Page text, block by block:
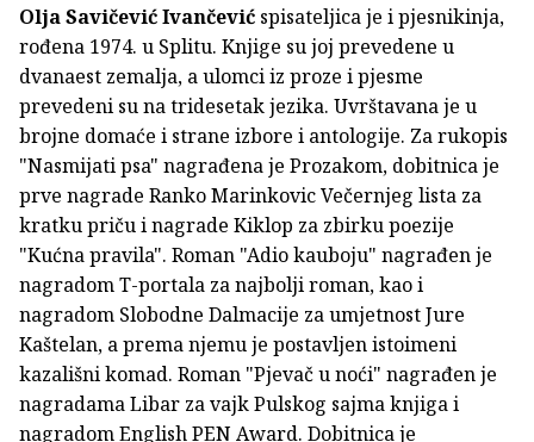
Olja Savičević Ivančević spisateljica je i pjesnikinja,
rođena 1974. u Splitu. Knjige su joj prevedene u
dvanaest zemalja, a ulomci iz proze i pjesme
prevedeni su na tridesetak jezika. Uvrštavana je u
brojne domaće i strane izbore i antologije. Za rukopis
"Nasmijati psa" nagrađena je Prozakom, dobitnica je
prve nagrade Ranko Marinkovic Večernjeg lista za
kratku priču i nagrade Kiklop za zbirku poezije
"Kućna pravila". Roman "Adio kauboju" nagrađen je
nagradom T-portala za najbolji roman, kao i
nagradom Slobodne Dalmacije za umjetnost Jure
Kaštelan, a prema njemu je postavljen istoimeni
kazališni komad. Roman "Pjevač u noći" nagrađen je
nagradama Libar za vajk Pulskog sajma knjiga i
nagradom English PEN Award. Dobitnica je